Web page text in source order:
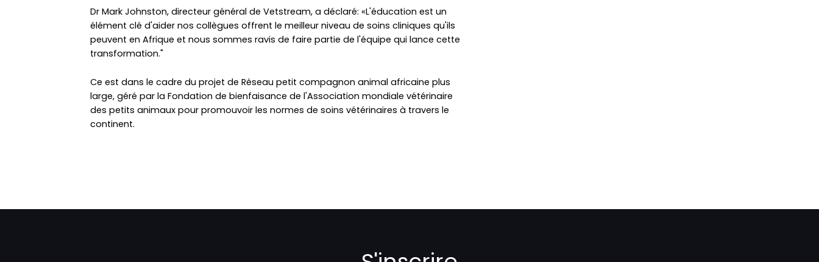
Dr Mark Johnston, directeur général de Vetstream, a déclaré: «L'éducation est un
élément clé d'aider nos collègues offrent le meilleur niveau de soins cliniques qu'ils
peuvent en Afrique et nous sommes ravis de faire partie de l'équipe qui lance cette
transformation."
Ce est dans le cadre du projet de Réseau petit compagnon animal africaine plus
large, géré par la Fondation de bienfaisance de l'Association mondiale vétérinaire
des petits animaux pour promouvoir les normes de soins vétérinaires à travers le
continent.